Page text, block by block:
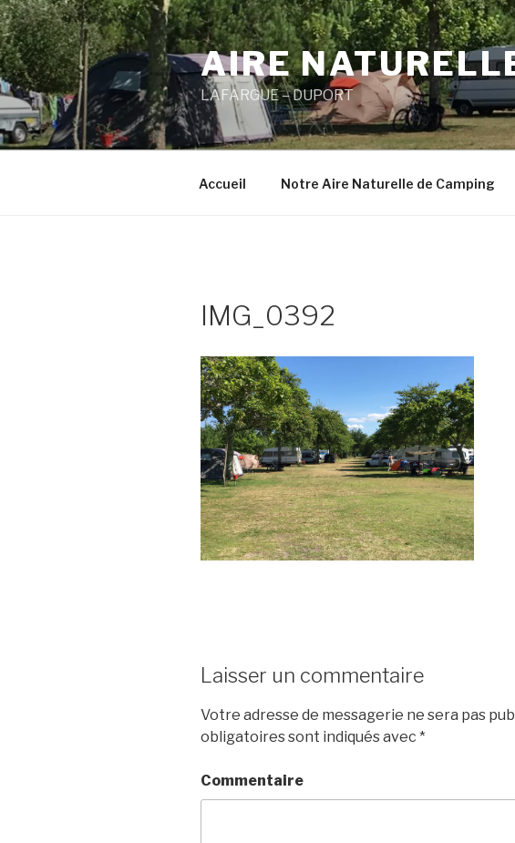
Aller
au
contenu
principal
AIRE
LAFARGUE – DUPORT
Accueil Notre Aire Naturelle de Camping
IMG_0392
Laisser un commentaire
Votre adresse de messagerie ne sera pas
obligatoires sont indiqués avec *
Commentaire